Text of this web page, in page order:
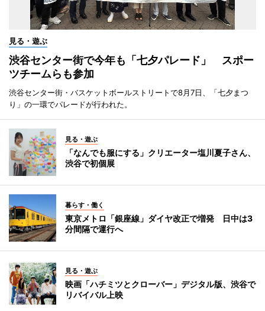
見る・遊ぶ
渋谷センター街で今年も「七夕パレード」 スポー
ツチームらも参加
渋谷センター街・バスケットボールストリートで8月7日、「七夕まつ
り」の一環でパレードが行われた。
見る・遊ぶ
「なんでも服にする」クリエーター塩川夏子さん、
渋谷で初個展
暮らす・働く
東京メトロ「銀座線」ダイヤ改正で増発 日中は3
分間隔で運行へ
見る・遊ぶ
映画「ハチミツとクローバー」デジタル版、渋谷で
リバイバル上映